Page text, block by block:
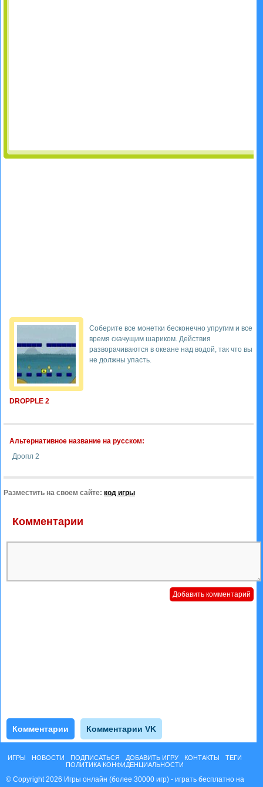
DROPPLE 2
Соберите все монетки бесконечно упругим и все
время скачущим шариком. Действия
разворачиваются в океане над водой, так что вы
не должны упасть.
Альтернативное название на русском:
Дропл 2
Разместить на своем сайте: код игры
Комментарии
Комментарии Комментарии VK
ИГРЫ НОВОСТИ ПОДПИСАТЬСЯ ДОБАВИТЬ ИГРУ КОНТАКТЫ
ТЕГИ
ПОЛИТИКА КОНФИДЕНЦИАЛЬНОСТИ
© Copyright 2026 Игры онлайн (более 30000 игр) - играть бесплатно на